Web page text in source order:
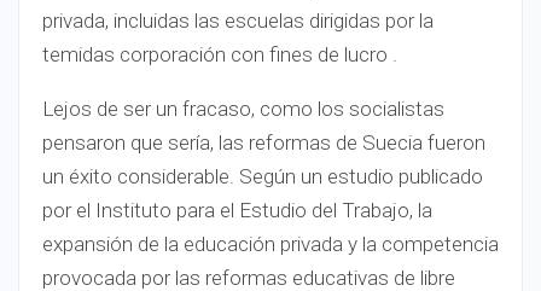
privada, incluidas las escuelas dirigidas por la
temidas corporación con fines de lucro .
Lejos de ser un fracaso, como los socialistas
pensaron que sería, las reformas de Suecia fueron
un éxito considerable. Según un estudio publicado
por el Instituto para el Estudio del Trabajo, la
expansión de la educación privada y la competencia
provocada por las reformas educativas de libre